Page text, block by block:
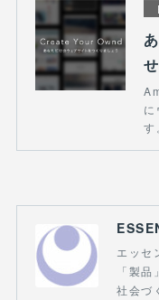
に
す
エッセ
「製
社会づ